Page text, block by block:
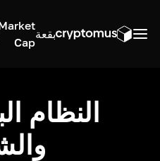
بقعة
Cap
النظام